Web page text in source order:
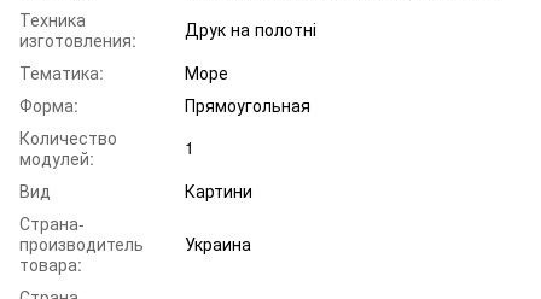
Техника
изготовления:
Друк на полотні
Тематика:
Море
Форма:
Прямоугольная
Количество
модулей:
1
Вид
Картини
Страна-
производитель
товара:
Украина